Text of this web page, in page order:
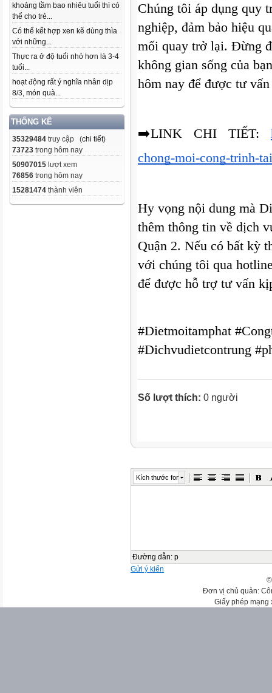
khoảng tầm bao nhiêu tuổi thì có
thể cho trẻ...
Có thể kết hợp xen kẽ dùng thìa
với những...
Thực ra ở độ tuổi nhỏ hơn là 3-4
tuổi...
hoạt động rất ý nghĩa nhân dịp
8/3, món quà...
THỐNG KÊ
35329484 truy cập (chi tiết)
73723 trong hôm nay
50907015 lượt xem
76856 trong hôm nay
15281474 thành viên
Chúng tôi áp dụng quy
nghiệp, đảm bảo hiệu
mối quay trở lại. Đừng
không gian sống của
hôm nay để được tư
➡️LINK CHI TIẾT:
chong-moi-cong-trinh-
Hy vọng nội dung mà
thêm thông tin về dịch
Quận 2. Nếu có bất kỳ
với chúng tôi qua
để được hỗ trợ tư vấn
#Dietmoitamphat
#Dichvudietcontrung
Số lượt thích: 0 người
Kích thước font
Đường dẫn: p
Gửi ý kiến
Đơn vị chủ quản:
Giấy phép mạng